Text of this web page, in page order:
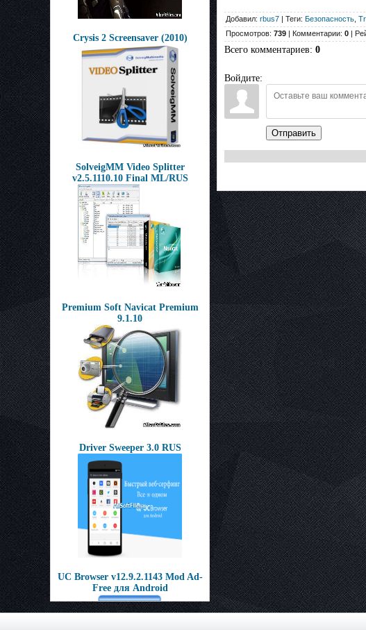
Crysis 2 Screensaver (2010)
SolveigMM Video Splitter
v2.5.1110.10 Final ML/RUS
Premium Soft Navicat Premium
9.1.10
Driver Sweeper 3.0 RUS
UC Browser v12.9.2.1143 Mod Ad-
Free для Android
Добавил: rbus7 | Теги: Безопасность
Просмотров: 739 | Комментарии: 0 |
Всего комментариев: 0
Войдите:
Отправить